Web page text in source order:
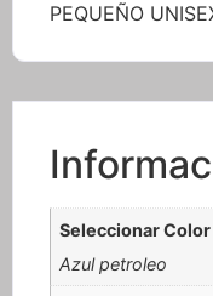
PEQUEÑO
Seleccionar Color
Azul petroleo